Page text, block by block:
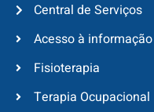
Central de Serviços
Acesso à informação
Fisioterapia
Terapia Ocupacional